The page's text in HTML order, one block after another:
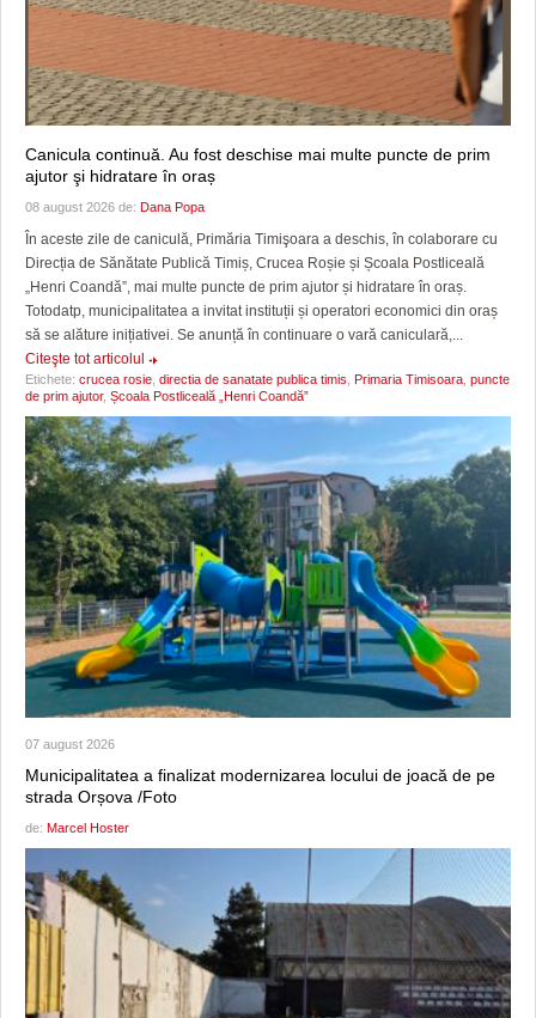
Canicula continuă. Au fost deschise mai multe puncte de prim
ajutor şi hidratare în oraș
08 august 2026 de: Dana Popa
În aceste zile de caniculă, Primăria Timişoara a deschis, în colaborare cu
Direcția de Sănătate Publică Timiș, Crucea Roșie și Școala Postliceală
„Henri Coandă”, mai multe puncte de prim ajutor și hidratare în oraș.
Totodatp, municipalitatea a invitat instituții și operatori economici din oraș
să se alăture inițiativei. Se anunță în continuare o vară caniculară,...
Citeşte tot articolul
Etichete: crucea rosie directia de sanatate publica timis Primaria Timisoara puncte
de prim ajutor, Școala Postliceală „Henri Coandă”
07 august 2026
Municipalitatea a finalizat modernizarea locului de joacă de pe
strada Orșova /Foto
de: Marcel Hoster